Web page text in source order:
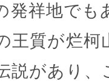
発祥地でも
王質が烂柯
説があり、